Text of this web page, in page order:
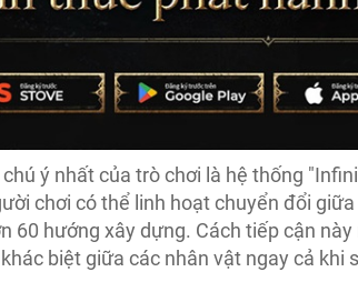
ý nhất của trò chơi là hệ thống
chơi có thể linh hoạt chuyển đổi
60 hướng xây dựng. Cách tiếp cận
biệt giữa các nhân vật ngay cả khi